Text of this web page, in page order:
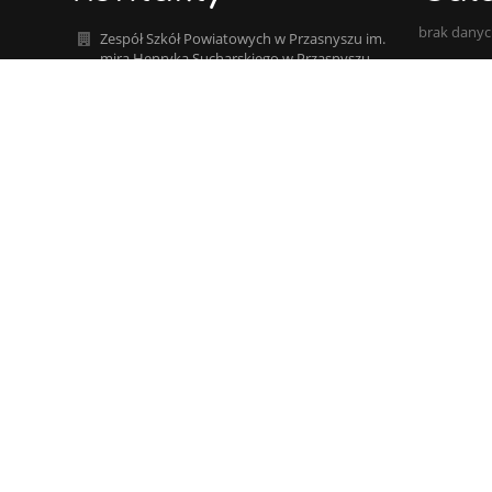
Zespół Szkół Powiatowych w Przasnyszu im.
mjra Henryka Sucharskiego w Przasnyszu
brak